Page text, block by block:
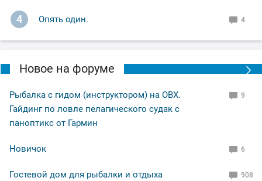
4 Опять один. 4
Новое на форуме
Рыбалка с гидом (инструктором) на ОВХ.
Гайдинг по ловле пелагического судак с
паноптикс от Гармин
9
Новичок 6
Гостевой дом для рыбалки и отдыха
908